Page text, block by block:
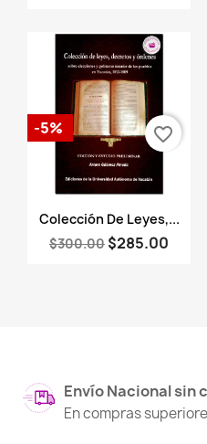
Vista rápida
Colección De Leyes,...
$300.00 $285.00
-5% favorite_border
Envío Nacional sin
En compras